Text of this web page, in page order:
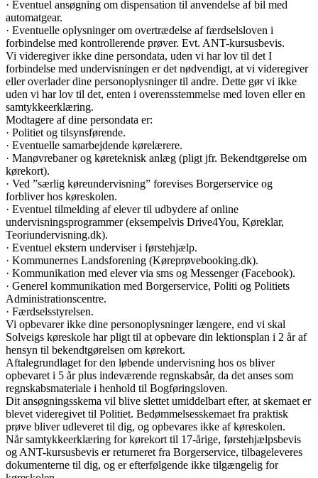
· Eventuel ansøgning om dispensation til anvendelse af bil med
automatgear.
· Eventuelle oplysninger om overtrædelse af færdselsloven i
forbindelse med kontrollerende prøver. Evt. ANT-kursusbevis.
Vi videregiver ikke dine persondata, uden vi har lov til det I
forbindelse med undervisningen er det nødvendigt, at vi videregiver
eller overlader dine personoplysninger til andre. Dette gør vi ikke
uden vi har lov til det, enten i overensstemmelse med loven eller en
samtykkeerklæring.
Modtagere af dine persondata er:
· Politiet og tilsynsførende.
· Eventuelle samarbejdende kørelærere.
· Manøvrebaner og køreteknisk anlæg (pligt jfr. Bekendtgørelse om
kørekort).
· Ved ”særlig køreundervisning” forevises Borgerservice og
forbliver hos køreskolen.
· Eventuel tilmelding af elever til udbydere af online
undervisningsprogrammer (eksempelvis Drive4You, Køreklar,
Teoriundervisning.dk).
· Eventuel ekstern underviser i førstehjælp.
· Kommunernes Landsforening (Køreprøvebooking.dk).
· Kommunikation med elever via sms og Messenger (Facebook).
· Generel kommunikation med Borgerservice, Politi og Politiets
Administrationscentre.
· Færdselsstyrelsen.
Vi opbevarer ikke dine personoplysninger længere, end vi skal
Solveigs køreskole har pligt til at opbevare din lektionsplan i 2 år af
hensyn til bekendtgørelsen om kørekort.
Aftalegrundlaget for den løbende undervisning hos os bliver
opbevaret i 5 år plus indeværende regnskabsår, da det anses som
regnskabsmateriale i henhold til Bogføringsloven.
Dit ansøgningsskema vil blive slettet umiddelbart efter, at skemaet er
blevet videregivet til Politiet. Bedømmelsesskemaet fra praktisk
prøve bliver udleveret til dig, og opbevares ikke af køreskolen.
Når samtykkeerklæring for kørekort til 17-årige, førstehjælpsbevis
og ANT-kursusbevis er returneret fra Borgerservice, tilbageleveres
dokumenterne til dig, og er efterfølgende ikke tilgængelig for